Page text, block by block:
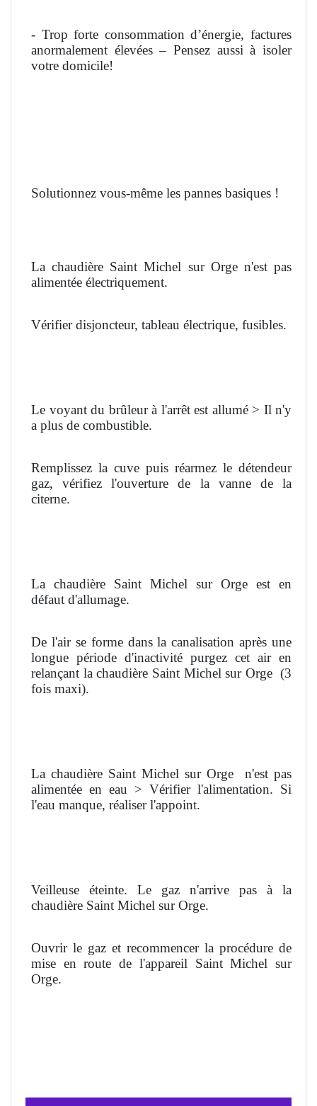
- Trop forte consommation d’énergie, factures
anormalement élevées – Pensez aussi à isoler
votre domicile!
Solutionnez vous-même les pannes basiques !
La chaudière Saint Michel sur Orge n'est pas
alimentée électriquement.
Vérifier disjoncteur, tableau électrique, fusibles.
Le voyant du brûleur à l'arrêt est allumé > Il n'y
a plus de combustible.
Remplissez la cuve puis réarmez le détendeur
gaz, vérifiez l'ouverture de la vanne de la
citerne.
La chaudière Saint Michel sur Orge est en
défaut d'allumage.
De l'air se forme dans la canalisation après une
longue période d'inactivité purgez cet air en
relançant la chaudière Saint Michel sur Orge (3
fois maxi).
La chaudière Saint Michel sur Orge
n'est pas
alimentée en eau > Vérifier l'alimentation. Si
l'eau manque, réaliser l'appoint.
Veilleuse éteinte. Le gaz n'arrive pas à la
chaudière Saint Michel sur Orge.
Ouvrir le gaz et recommencer la procédure de
mise en route de l'appareil Saint Michel sur
Orge.